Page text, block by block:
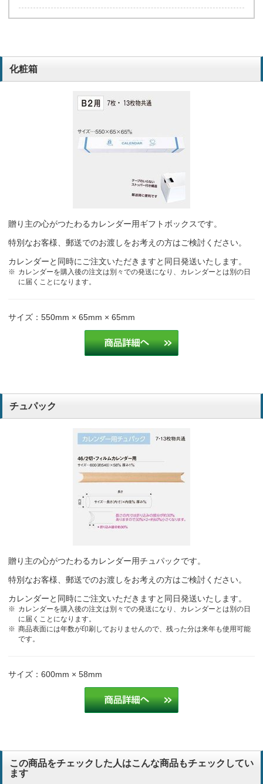
化粧箱
贈り主の心がつたわるカレンダー用ギフトボックスです。
特別なお客様、郵送でのお渡しをお考えの方はご検討ください。
カレンダーと同時にご注文いただきますと同日発送いたします。
カレンダーを購入後の注文は別々での発送になり、カレンダーとは別の日
に届くことになります。
サイズ：550mm × 65mm × 65mm
チュパック
贈り主の心がつたわるカレンダー用チュパックです。
特別なお客様、郵送でのお渡しをお考えの方はご検討ください。
カレンダーと同時にご注文いただきますと同日発送いたします。
カレンダーを購入後の注文は別々での発送になり、カレンダーとは別の日
に届くことになります。
商品表面には年数が印刷しておりませんので、残った分は来年も使用可能
です。
サイズ：600mm × 58mm
この商品をチェックした人はこんな商品もチェックしてい
ます